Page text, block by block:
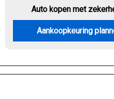
Auto kopen met
Aankoopkeuring